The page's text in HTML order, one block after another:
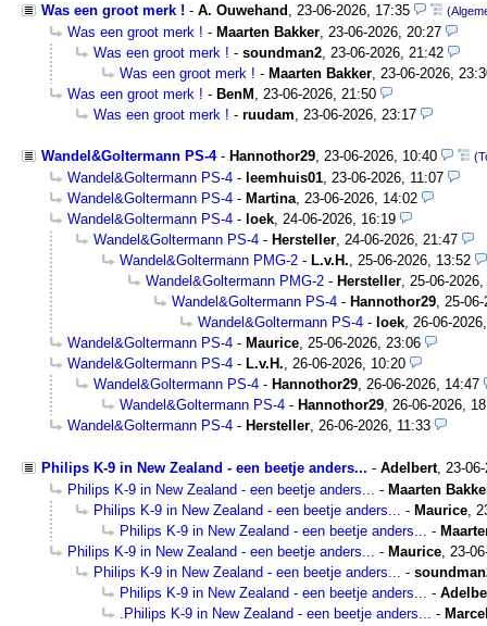
Was een groot merk ! - A. Ouwehand 23-06-2026, 17:35
Was een groot merk ! - Maarten Bakker 23-06-2026, 20:27
Was een groot merk ! - soundman2 23-06-2026, 21:42
Was een groot merk ! - Maarten Bakker 23-06-2026,
Was een groot merk ! - BenM
23-06-2026, 21:50
Was een groot merk ! - ruudam 23-06-2026, 23:17
Wandel&Goltermann PS-4- Hannothor29, 23-06-2026, 10:40
Wandel&Goltermann PS-4 - leemhuis01, 23-06-2026, 11:07
Wandel&Goltermann PS-4 - Martina, 23-06-2026, 14:02
Wandel&Goltermann PS-4 - loek, 24-06-2026, 16:19
Wandel&Goltermann PS-4 - Hersteller, 24-06-2026, 21:47
Wandel&Goltermann PMG-2 - L.v.H., 25-06-2026, 13:52
Wandel&Goltermann PMG-2 - Hersteller, 25-06-
Wandel&Goltermann PS-4 - Hannothor29, 25-
Wandel&Goltermann PS-4 - loek, 26-06-
Wandel&Goltermann PS-4 - Maurice, 25-06-2026, 23:06
Wandel&Goltermann PS-4 - L.v.H., 26-06-2026, 10:20
Wandel&Goltermann PS-4 - Hannothor29, 26-06-2026, 14:47
Wandel&Goltermann PS-4 - Hannothor29, 26-06-2026,
Wandel&Goltermann PS-4 - Hersteller, 26-06-2026, 11:33
Philips K-9 in New Zealand - een beetje anders... - Adelbert, 23-
Philips K-9 in New Zealand - een beetje anders...
- Maarten
Philips K-9 in New Zealand - een beetje anders...
- Maurice
Philips K-9 in New Zealand - een beetje anders...
-
Philips K-9 in New Zealand - een beetje anders...
- Maurice 23-
Philips K-9 in New Zealand - een beetje anders...
-
Philips K-9 in New Zealand - een beetje anders...
-
.Philips K-9 in New Zealand - een beetje anders...
-